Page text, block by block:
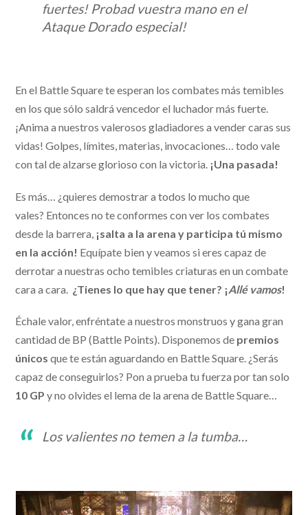
fuertes! Probad vuestra mano en el
Ataque Dorado especial!
En el Battle Square te esperan los combates más temibles
en los que sólo saldrá vencedor el luchador más fuerte.
¡Anima a nuestros valerosos gladiadores a vender caras sus
vidas! Golpes, límites, materias, invocaciones… todo vale
con tal de alzarse glorioso con la victoria. ¡Una pasada!
Es más… ¿quieres demostrar a todos lo mucho que
vales? Entonces no te conformes con ver los combates
desde la barrera, ¡salta a la arena y participa tú mismo
en la acción! Equípate bien y veamos si eres capaz de
derrotar a nuestras ocho temibles criaturas en un combate
cara a cara.
¿Tienes lo que hay que tener? ¡Allé vamos!
Échale valor, enfréntate a nuestros monstruos y gana gran
cantidad de BP (Battle Points). Disponemos de premios
únicos que te están aguardando en Battle Square. ¿Serás
capaz de conseguirlos? Pon a prueba tu fuerza por tan solo
10 GP y no olvides el lema de la arena de Battle Square…
Los valientes no temen a la tumba…